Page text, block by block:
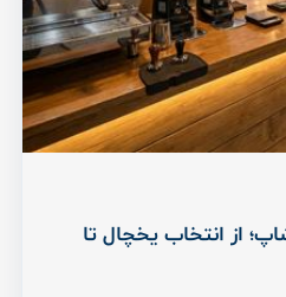
از انتخاب یخچال تا